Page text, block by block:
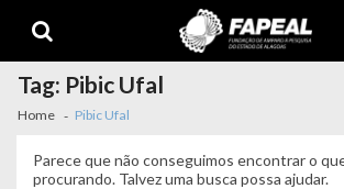
navigation
content
Tag: Pibic Ufal
Home Pibic Ufal
Parece que não conseguimos encontrar o
procurando. Talvez uma busca possa ajudar.